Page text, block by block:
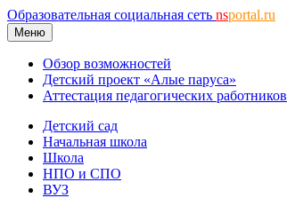
Образовательная социальная сеть nsportal.ru
Меню
Обзор возможностей
Детский проект «Алые паруса»
Аттестация педагогических работников
Детский сад
Начальная школа
Школа
НПО и СПО
ВУЗ